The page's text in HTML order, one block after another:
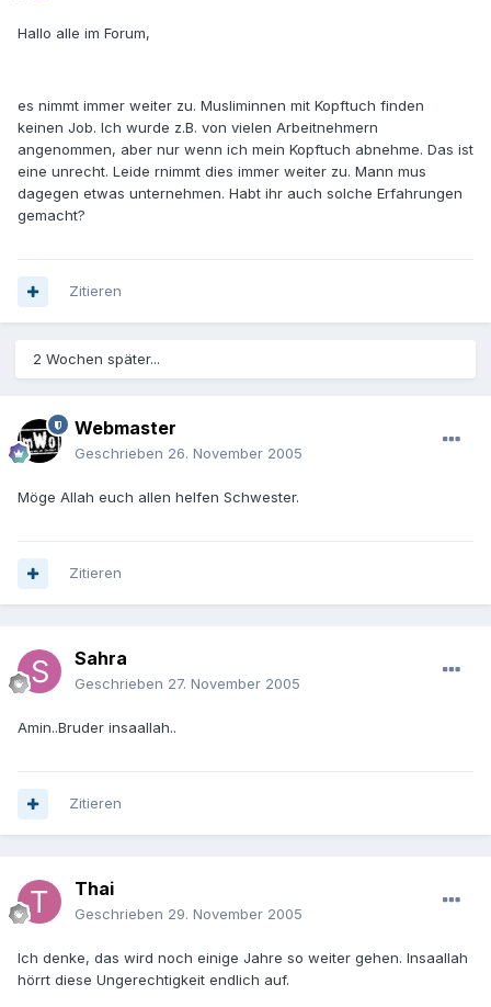
Hallo alle im Forum,
es nimmt immer weiter zu. Musliminnen mit Kopftuch finden
keinen Job. Ich wurde z.B. von vielen Arbeitnehmern
angenommen, aber nur wenn ich mein Kopftuch abnehme. Das ist
eine unrecht. Leide rnimmt dies immer weiter zu. Mann mus
dagegen etwas unternehmen. Habt ihr auch solche Erfahrungen
gemacht?
Zitieren
2 Wochen später...
Webmaster
Geschrieben 26. November 2005
Möge Allah euch allen helfen Schwester.
Zitieren
Sahra
Geschrieben 27. November 2005
Amin..Bruder insaallah..
Zitieren
Thai
Geschrieben 29. November 2005
Ich denke, das wird noch einige Jahre so weiter gehen. Insaallah
hörrt diese Ungerechtigkeit endlich auf.